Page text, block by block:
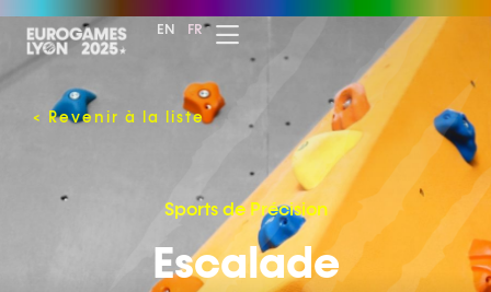
EN FR
< Revenir à la liste
Sports de Précision
Escalade